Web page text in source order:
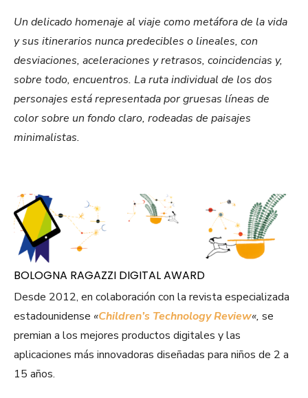
Un delicado homenaje al viaje como metáfora de la vida
y sus itinerarios nunca predecibles o lineales, con
desviaciones, aceleraciones y retrasos, coincidencias y,
sobre todo, encuentros. La ruta individual de los dos
personajes está representada por gruesas líneas de
color sobre un fondo claro, rodeadas de paisajes
minimalistas.
BOLOGNA RAGAZZI DIGITAL AWARD
Desde 2012, en colaboración con la revista especializada
estadounidense «Children’s Technology Review«, se
premian a los mejores productos digitales y las
aplicaciones más innovadoras diseñadas para niños de 2 a
15 años.